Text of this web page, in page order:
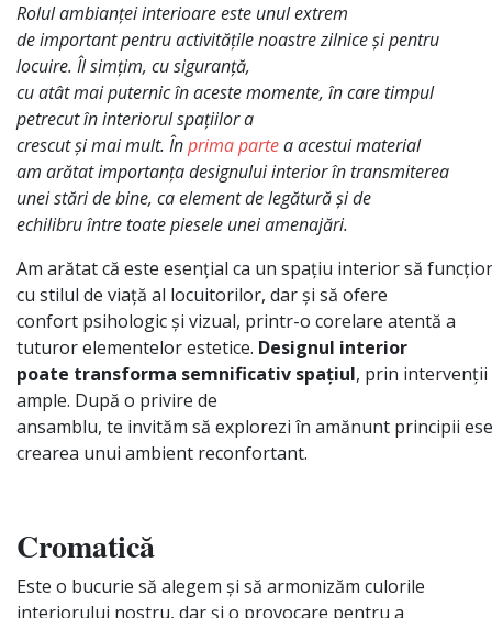
Rolulambianțeiinterioareeste unul extrem
deimportantpentruactivitățilenoastre zilniceșipentru
locuire. Îlsimțim, cusiguranță,
cuatâtmaiputernicînaceste momente, încaretimpul
petrecutîninteriorulspațiilora
crescutșimaimult. Înprimapartea acestui material
am arătatimportanțadesignului interiorîntransmiterea
uneistăride bine, caelement delegăturășide
echilibruîntretoate piesele uneiamenajări.
Am arătatcă este esențial ca un spațiu interiorsă
cu stilul de viață al locuitorilor, darși să ofere
confort psihologicși vizual, printr-o corelare atentă a
tuturor elementelor estetice. Designul interior
poate transforma semnificativ spațiul, prin intervenții
ample. După o privire de
ansamblu, te invităm să explorezi în amănunt principii
crearea unui ambient reconfortant.
Cromatică
Este o bucurie să alegem și să armonizăm culorile
interiorului nostru, darși o provocare pentru a